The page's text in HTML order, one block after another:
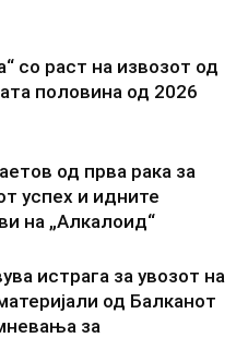
со раст на извозот од
половина од 2026
од прва рака за
успех и идните
на „Алкалоид“
истрага за увозот на
од Балканот
за